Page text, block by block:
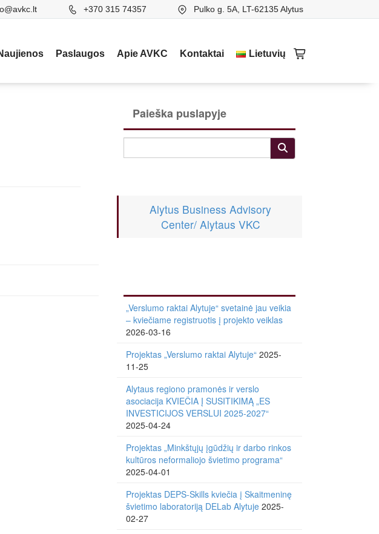
+370 315 74357 Pulko g. 5A, LT-62135 Alytus
Paslaugos Apie AVKC Kontaktai Lietuvių
Paieška puslapyje
Alytus Business Advisory
Center/ Alytaus VKC
„Verslumo raktai Alytuje“ svetainė jau veikia
– kviečiame registruotis į projekto veiklas
2026-03-16
Projektas „Verslumo raktai Alytuje“ 2025-
11-25
Alytaus regiono pramonės ir verslo
asociacija KVIEČIA Į SUSITIKIMĄ „ES
INVESTICIJOS VERSLUI 2025-2027“
2025-04-24
Projektas „Minkštųjų įgūdžių ir darbo rinkos
kultūros neformaliojo švietimo programa“
2025-04-01
Projektas DEPS-Skills kviečia į Skaitmeninę
švietimo laboratoriją DELab Alytuje 2025-
02-27